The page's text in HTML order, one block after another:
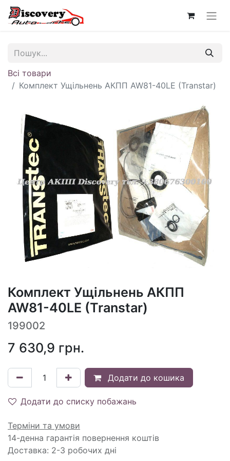
Всі товари
Комплект Ущільнень АКПП AW81-40LE (Transtar)
Комплект Ущільнень АКПП
AW81-40LE (Transtar)
199002
7 630,9 грн.
Додати до кошика
Додати до списку побажань
Терміни та умови
14-денна гарантія повернення коштів
Доставка: 2-3 робочих дні